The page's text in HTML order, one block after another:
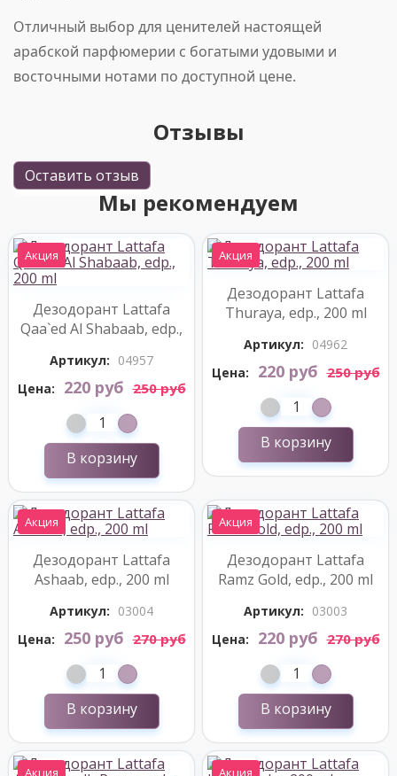
Отличный выбор для ценителей настоящей
арабской парфюмерии с богатыми удовыми и
восточными нотами по доступной цене.
Отзывы
Оставить отзыв
Мы рекомендуем
Акция
Дезодорант Lattafa
Qaa`ed Al Shabaab, edp.,
Артикул: 04957
Цена:
220 руб 250 руб
В корзину
Акция
Дезодорант Lattafa
Thuraya, edp., 200 ml
Артикул: 04962
Цена:
220 руб 250 руб
В корзину
Акция
Дезодорант Lattafa
Ashaab, edp., 200 ml
Артикул: 03004
Цена:
250 руб 270 руб
В корзину
Акция
Дезодорант Lattafa
Ramz Gold, edp., 200 ml
Артикул: 03003
Цена:
220 руб 270 руб
В корзину
Акция Акция